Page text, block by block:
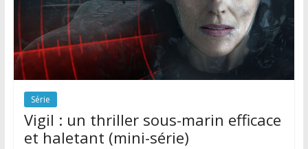
Série
Vigil : un thriller sous-marin efficace
et haletant (mini-série)